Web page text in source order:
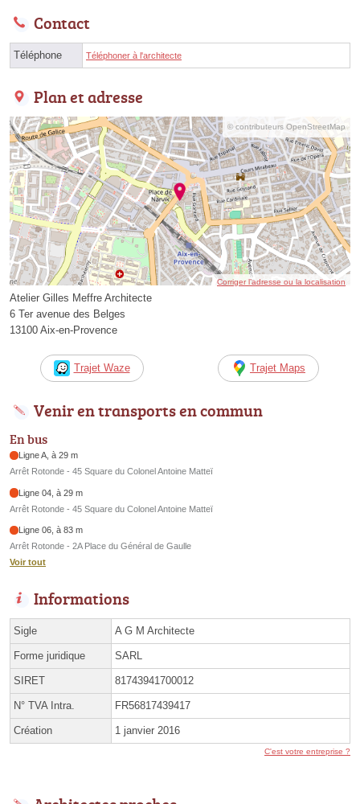
Contact
Téléphone Téléphoner à l'architecte
Plan et adresse
© contributeurs OpenStreetMap
Corriger l’adresse ou la localisation
Atelier Gilles Meffre Architecte
6 Ter avenue des Belges
13100 Aix-en-Provence
Trajet Waze Trajet Maps
Venir en transports en commun
En bus
Ligne A, à 29 m
Arrêt Rotonde - 45 Square du Colonel Antoine Matteï
Ligne 04, à 29 m
Arrêt Rotonde - 45 Square du Colonel Antoine Matteï
Ligne 06, à 83 m
Arrêt Rotonde - 2A Place du Général de Gaulle
Voir tout
Informations
Sigle A G M Architecte
Forme juridique SARL
SIRET 81743941700012
N° TVA Intra. FR56817439417
Création 1 janvier 2016
C'est votre entreprise ?